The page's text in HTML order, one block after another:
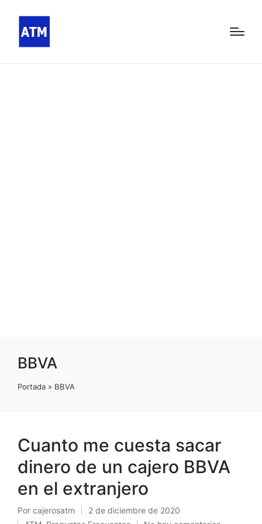
BBVA
Portada » BBVA
Cuanto me cuesta sacar
dinero de un cajero BBVA
en el extranjero
Publicado
Por cajerosatm
2 de diciembre de 2020